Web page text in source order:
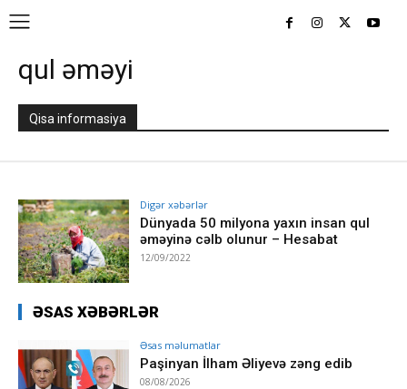
qul əməyi
Qisa informasiya
Digər xəbərlər
Dünyada 50 milyona yaxın insan qul
əməyinə cəlb olunur – Hesabat
12/09/2022
ƏSAS XƏBƏRLƏR
Əsas məlumatlar
Paşinyan İlham Əliyevə zəng edib
08/08/2026